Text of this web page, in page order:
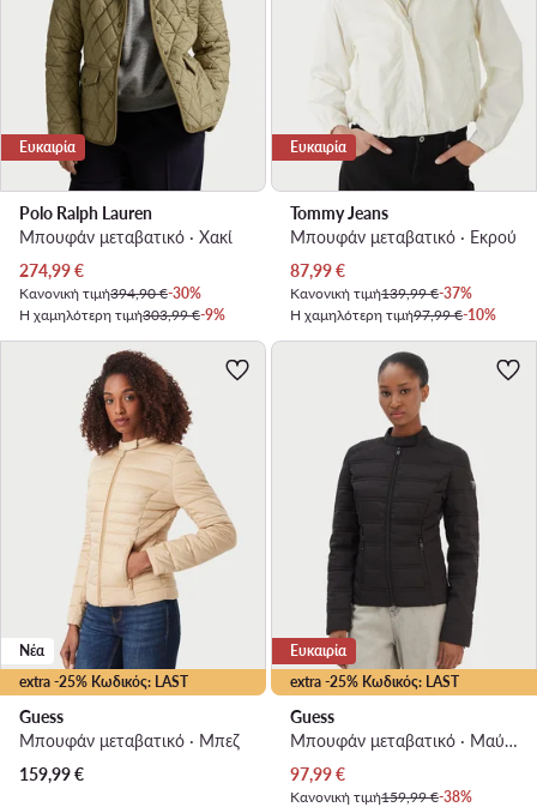
Ευκαιρία
Polo Ralph Lauren
Μπουφάν μεταβατικό · Χακί
Τρέχουσα τιμή
274,99€
Κανονική τιμή394,90 €-30%
Η χαμηλότερη τιμή303,99 €-9%
Ευκαιρία
Tommy Jeans
Μπουφάν μεταβατικό · Εκρού
Τρέχουσα τιμή
87,99€
Κανονική τιμή139,99 €-37%
Η χαμηλότερη τιμή97,99 €-10%
extra -25% Κωδικός: LAST
Νέα
Guess
Μπουφάν μεταβατικό · Μπεζ
159,99€
extra -25% Κωδικός: LAST
Ευκαιρία
Guess
Μπουφάν μεταβατικό · Μαύρο
Τρέχουσα τιμή
97,99€
Κανονική τιμή159,99 €-38%